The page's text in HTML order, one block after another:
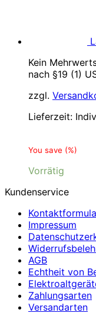
Kein
nach §19 (1)
zzgl.
Lieferzeit:
You save (%)
Vorrätig
Kundenservice
Impressum
AGB
Echtheit von
Zahlungsarten
Versandarten